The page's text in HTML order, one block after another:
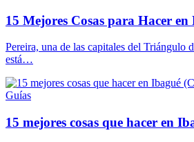
15 Mejores Cosas para Hacer
Pereira, una de las capitales del Triángulo
está…
Guías
15 mejores cosas que hacer en